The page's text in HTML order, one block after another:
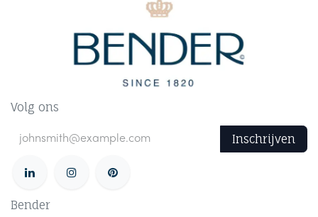
Volg ons
Inschrijven
Bender